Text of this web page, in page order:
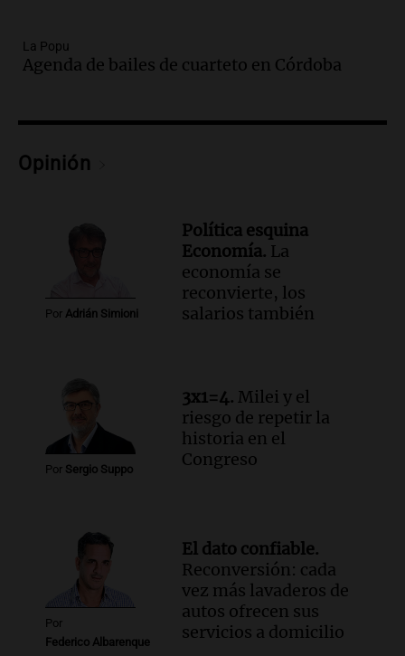
creó su propio camino elaborando
barras de cereal para deportistas
Audio.Bomberos voluntarios de
Mendoza demandan apoyo estatal ante
crecientes emergencias y falta de
Episodios
Audio.
Una médica cordobesa creó
libros que se leen, se escuchan y se
La Argentina Posible
del costo del crimen organizado recae
en el sector privado"
Panorama Federal
Episodios
Audio.A los 58 años decidió empezar de
Episodios
Audio.
La economía se reconvierte, los
salarios también | Por Adrián Simioni
Política esquina Economía
Episodios
La Popu
Agenda de bailes de cuarteto en Córdoba
Opinión
Por Adrián Simioni
Política esquina
Economía. La
economía se
reconvierte, los
salarios también
Por Sergio Suppo
3x1=4. Milei y el
riesgo de repetir la
historia en el
Congreso
Por
Federico Albarenque
El dato confiable.
Reconversión: cada
vez más lavaderos de
autos ofrecen sus
servicios a domicilio